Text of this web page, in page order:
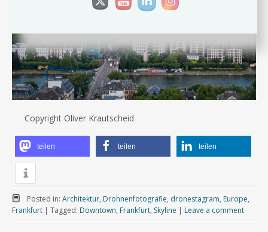
Copyright Oliver Krautscheid
teilen teilen teilen
Posted in: Architektur, Drohnenfotografie, dronestagram, Europe,
Frankfurt | Tagged: Downtown, Frankfurt, Skyline | Leave a comment